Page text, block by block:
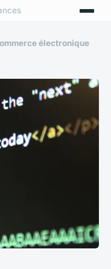
électronique